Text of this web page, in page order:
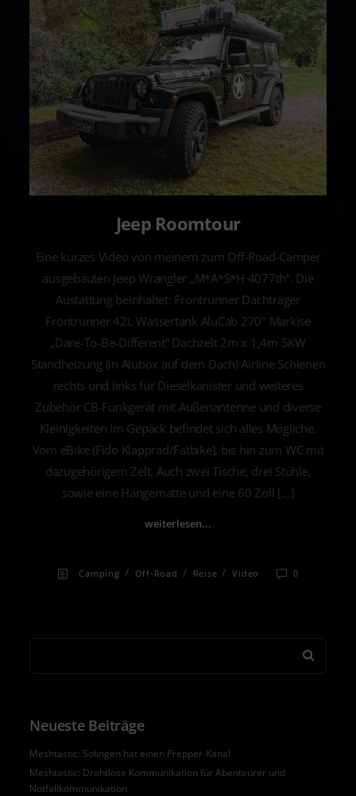
Jeep Roomtour
Eine kurzes Video von meinem zum Off-Road-Camper
ausgebauten Jeep Wrangler „M*A*S*H 4077th“. Die
Austattung beinhaltet: Frontrunner Dachträger
Frontrunner 42L Wassertank AluCab 270° Markise
„Dare-To-Be-Different“ Dachzelt 2m x 1,4m 5KW
Standheizung (in Alubox auf dem Dach) Airline Schienen
rechts und links für Dieselkanister und weiteres
Zubehör CB-Funkgerät mit Außenantenne und diverse
Kleinigkeiten Im Gepäck befindet sich alles Mögliche.
Vom eBike (Fido Klapprad/Fatbike), bis hin zum WC mit
dazugehörigem Zelt. Auch zwei Tische, drei Stühle,
sowie eine Hängematte und eine 60 Zoll […]
weiterlesen...
Camping / Off-Road / Reise /Video 0
Neueste Beiträge
Meshtastic: Solingen hat einen Prepper-Kanal
Meshtastic: Drahtlose Kommunikation für Abenteurer und
Notfallkommunikation